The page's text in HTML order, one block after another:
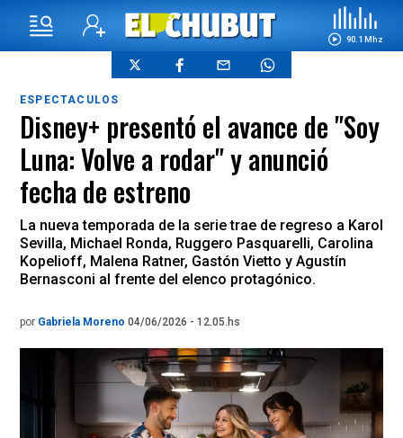
90.1 Mhz
ESPECTACULOS
Disney+ presentó el avance de "Soy
Luna: Volve a rodar" y anunció
fecha de estreno
La nueva temporada de la serie trae de regreso a Karol
Sevilla, Michael Ronda, Ruggero Pasquarelli, Carolina
Kopelioff, Malena Ratner, Gastón Vietto y Agustín
Bernasconi al frente del elenco protagónico.
por Gabriela Moreno 04/06/2026 - 12.05.hs